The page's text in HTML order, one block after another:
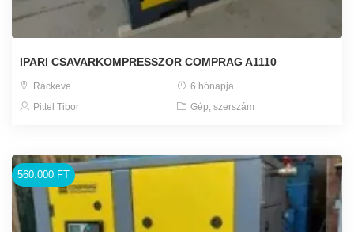
IPARI CSAVARKOMPRESSZOR COMPRAG A1110
Ráckeve
6 hónapja
Pittel Tibor
Gép, szerszám
560.000 FT